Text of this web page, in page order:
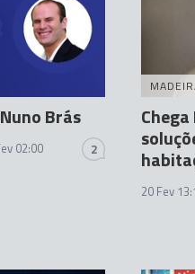
Brás
02:00 2
20 Fev